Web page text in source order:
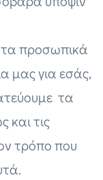
προσωπικά
μας για εσάς,
τα
τις
τρόπο που